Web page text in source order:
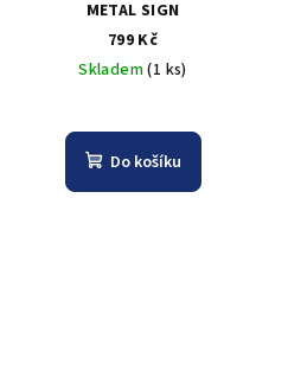
METAL SIGN
799 Kč
Skladem(1 ks)
Do košíku